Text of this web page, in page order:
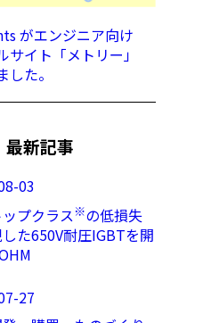
がエンジニア向け
サイト「メトリー」
した。
最新記事
03
プクラス※の低損失
た650V耐圧IGBTを開
27